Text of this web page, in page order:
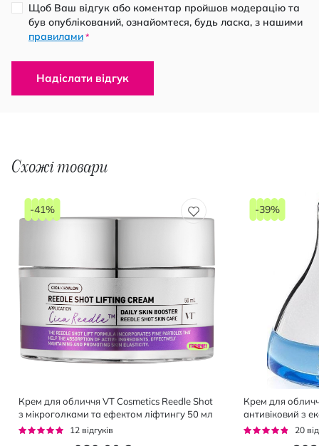
Щоб Ваш відгук або коментар пройшов модерацію та
був опублікований, ознайомтеся, будь ласка, з нашими
правилами *
Надіслати відгук
Схожі товари
Крем для обличчя VT Cosmetics Reedle Shot
з мікроголками та ефектом ліфтингу 50 мл
Рейтинг:
12 відгуків
-41%
Крем для
антивіковий з
коника 50 мл
Рейтинг:
20
-39%